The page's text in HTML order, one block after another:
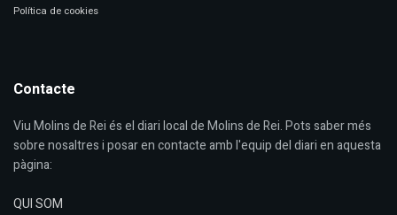
Política de cookies
Contacte
Viu Molins de Rei és el diari local de Molins de Rei. Pots saber més
sobre nosaltres i posar en contacte amb l'equip del diari en aquesta
pàgina:
QUI SOM